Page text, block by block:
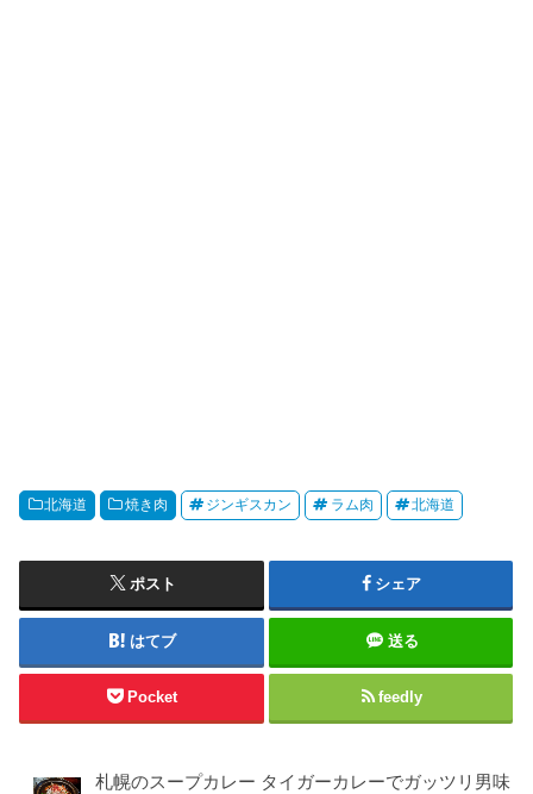
北海道 焼き肉 ジンギスカン ラム肉 北海道
ポスト シェア
はてブ 送る
Pocket feedly
札幌のスープカレー タイガーカレーでガッツリ男味